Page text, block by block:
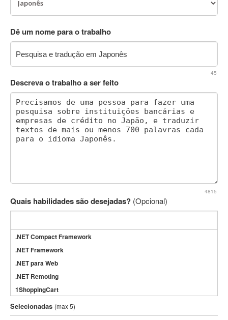
Dê um nome para o trabalho
45
Descreva o trabalho a ser feito
4815
Quais habilidades são desejadas? (Opcional)
.NET Compact Framework
.NET Framework
.NET para Web
.NET Remoting
1ShoppingCart
3DS Max
3GSM
Selecionadas (max 5)